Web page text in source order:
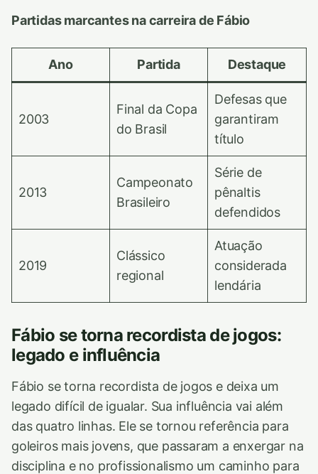
Partidas marcantes na carreira de Fábio
Ano Partida Destaque
2003
Final da Copa
do Brasil
Defesas que
garantiram
título
2013
Campeonato
Brasileiro
Série de
pênaltis
defendidos
2019
Clássico
regional
Atuação
considerada
lendária
Fábio se torna recordista de jogos:
legado e influência
Fábio se torna recordista de jogos e deixa um
legado difícil de igualar. Sua influência vai além
das quatro linhas. Ele se tornou referência para
goleiros mais jovens, que passaram a enxergar na
disciplina e no profissionalismo um caminho para